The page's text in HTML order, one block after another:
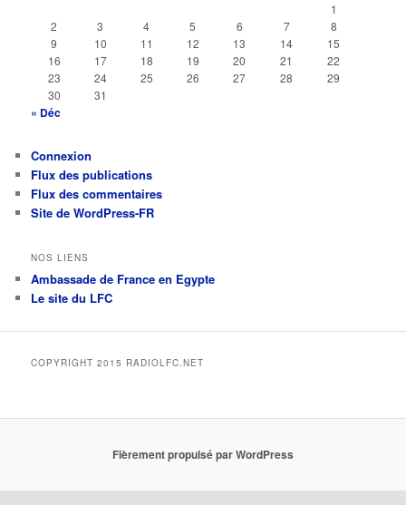
1
2
3 4 5 6 7
8
9
10 11 12 13 14
15
16
17 18 19 20 21
22
23
24 25 26 27 28
29
30
31
« Déc
Connexion
Flux des publications
Flux des commentaires
Site de WordPress-FR
NOS LIENS
Ambassade de France en Egypte
Le site du LFC
COPYRIGHT 2015 RADIOLFC.NET
Fièrement propulsé par WordPress